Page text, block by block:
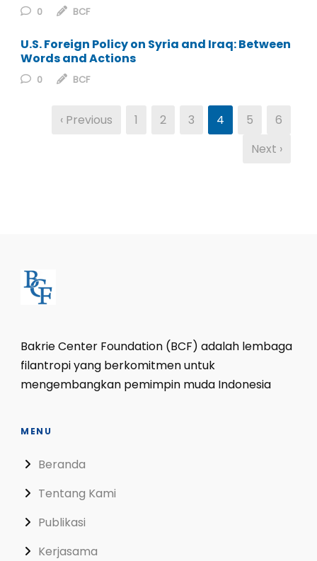
0 BCF
U.S. Foreign Policy on Syria and Iraq: Between
Words and Actions
0 BCF
‹ Previous 1 2 3 4 5
6
Next ›
Bakrie Center Foundation (BCF) adalah lembaga
filantropi yang berkomitmen untuk
mengembangkan pemimpin muda Indonesia
MENU
Beranda
Tentang Kami
Publikasi
Kerjasama